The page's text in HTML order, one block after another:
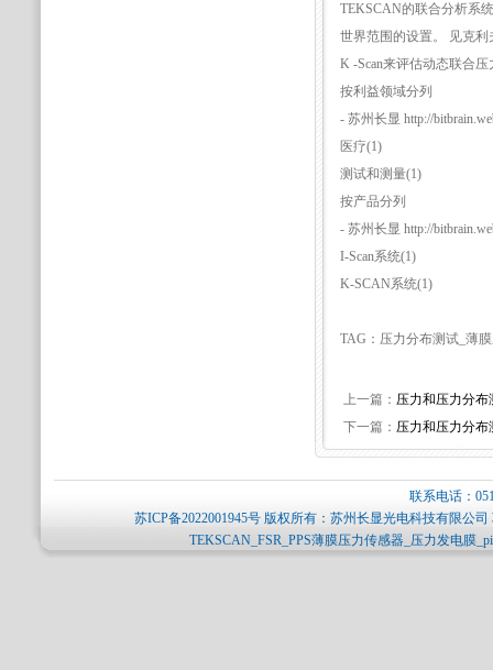
TEKSCAN的联合分析系
世界范围的设置。 见克
K -Scan来评估动态联合压
按利益领域分列
- 苏州长显 http://
医疗(1)
测试和测量(1)
按产品分列
- 苏州长显 http://
I-Scan系统(1)
K-SCAN系统(1)
TAG：压力分布测试_薄
上一篇： 压力和压力分布
下一篇： 压力和压力分布
联系电话：
苏ICP备2022001945号 版权所有：苏州长显光电科技有限公
TEKSCAN_FSR_PPS薄膜压力传感器_压力发电膜